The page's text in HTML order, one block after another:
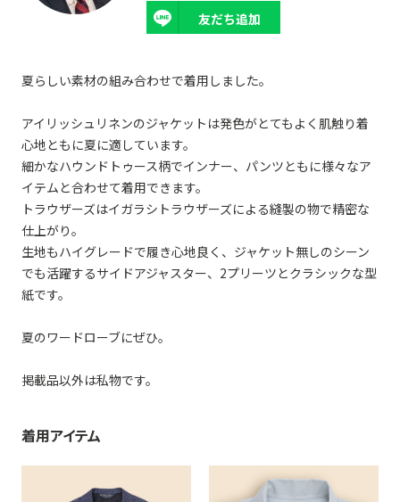
友だち追加
夏らしい素材の組み合わせで着用しました。
アイリッシュリネンのジャケットは発色がとてもよく肌触り着
心地ともに夏に適しています。
細かなハウンドトゥース柄でインナー、パンツともに様々なア
イテムと合わせて着用できます。
トラウザーズはイガラシトラウザーズによる縫製の物で精密な
仕上がり。
生地もハイグレードで履き心地良く、ジャケット無しのシーン
でも活躍するサイドアジャスター、2プリーツとクラシックな型
紙です。
夏のワードローブにぜひ。
掲載品以外は私物です。
着用アイテム